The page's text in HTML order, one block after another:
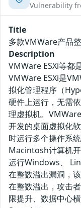
Vulnerability
Title
多款VMWare产品
Description
VMWare ESXi等都
VMWare ESXi‌是
拟化管理程序（
硬件上运行，无需
理虚拟机。
开发的桌面虚拟化
时运行多个操作系
Macintosh计算机
运行Windows、
在整数溢出漏洞，
在整数溢出，攻击
限提升、数据中心